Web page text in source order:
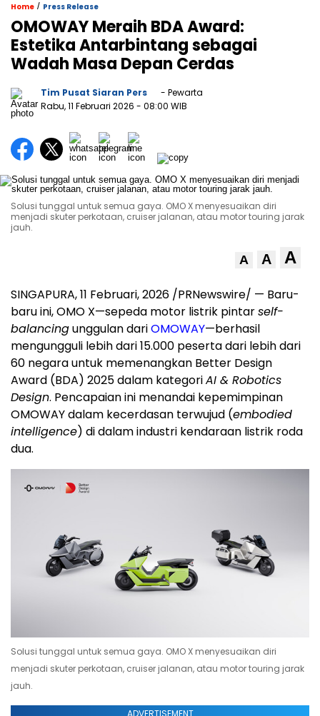
Home / Press Release
OMOWAY Meraih BDA Award:
Estetika Antarbintang sebagai
Wadah Masa Depan Cerdas
Tim Pusat Siaran Pers
- Pewarta
Rabu, 11 Februari 2026 - 08:00 WIB
Solusi tunggal untuk semua gaya. OMO X menyesuaikan diri
menjadi skuter perkotaan, cruiser jalanan, atau motor touring jarak
jauh.
A A A
SINGAPURA,11 Februari, 2026 /PRNewswire/ — Baru-
baru ini, OMO X—sepeda motor listrik pintarself-
balancingunggulan dariOMOWAY—berhasil
mengungguli lebih dari 15.000 peserta dari lebih dari
60 negara untuk memenangkan Better Design
Award (BDA) 2025 dalam kategoriAI & Robotics
Design. Pencapaian ini menandai kepemimpinan
OMOWAY dalam kecerdasan terwujud (embodied
intelligence) di dalam industri kendaraan listrik roda
dua.
Solusi tunggal untuk semua gaya. OMO X menyesuaikan diri
menjadi skuter perkotaan, cruiser jalanan, atau motor touring jarak
jauh.
ADVERTISEMENT